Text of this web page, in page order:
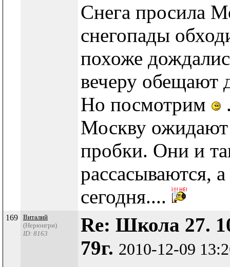
Снега просила
снегопады
похоже
вечеру обещают
Но посмотрим
Москву
пробки. Они и
рассасываются,
сегодня....
169
Виталий
(Нерюнгри)
ID: 8163
Re: Школа 27.
79г. 2010-12-09